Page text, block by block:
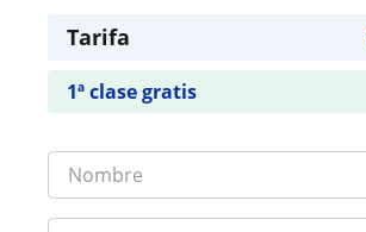
Tarifa
1ª clase gratis